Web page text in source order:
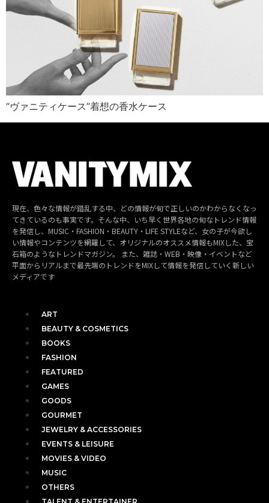
“ヴァニティケース”着想の香水ケース
現在、色々な情報が錯乱する中、どの情報が旬で正しいのかわからなくなっ
てきているのも事実です。そんな中、いち早く世界各地の旬なトレンド情報
を発信し、MUSIC・FASHION・BEAUTY・LIFE STYLEなど、女の子が今欲し
い情報やコンテンツを網羅して、オリジナルのオススメ情報もMIXした、宝
石箱のようなトレンドマガジン。 また、雑誌・WEB・映像・イベントなど
平面からリアルまで最先端のトレンドをMIXして情報を発信していく新しい
メディアです
ART
BEAUTY & COSMETICS
BOOKS
FASHION
FEATURED
GAMES
GOODS
GOURMET
JEWELRY & ACCESSORIES
EVENTS & LEISURE
MOVIES & VIDEO
MUSIC
OTHERS